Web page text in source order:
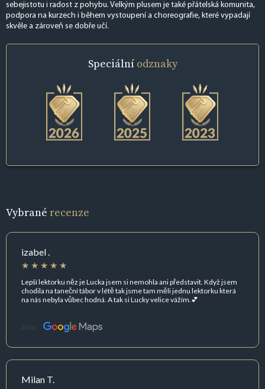
sebejistotu i radost z pohybu. Velkým plusem je také přátelská komunita,
podpora na kurzech i během vystoupení a choreografie, které vypadají
skvěle a zároveň se dobře učí.
Speciální odznaky
Vybrané recenze
izabel .
Lepší lektorku něz je Lucka jsem si nemohla ani představit. Když jsem
chodila na taneční tábor v létě tak jsme tam měli jednu lektorku která
na nás nebyla vůbec hodná. A tak si Lucky velice vážím.💕
Zdroj:
Milan T.